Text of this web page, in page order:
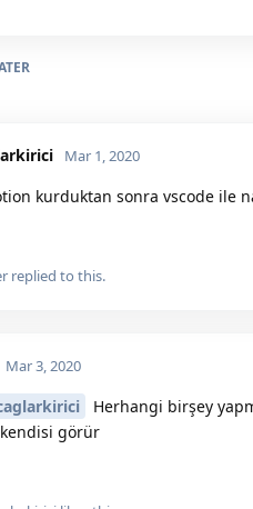
Mar 1, 2020
kurduktan sonra vscode ile
replied to this.
Mar 3, 2020
Herhangi birşey
kendisi görür